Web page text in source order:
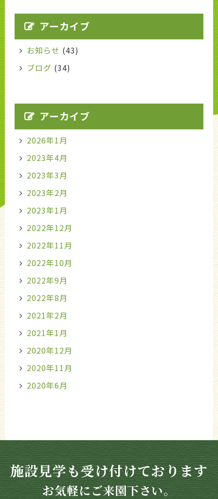
アーカイブ
お知らせ (43)
ブログ (34)
アーカイブ
2026年1月
2023年4月
2023年3月
2023年2月
2023年1月
2022年12月
2022年11月
2022年10月
2022年9月
2022年8月
2021年2月
2021年1月
2020年12月
2020年11月
2020年6月
施設見学も受け付けております
お気軽にご来園下さい。